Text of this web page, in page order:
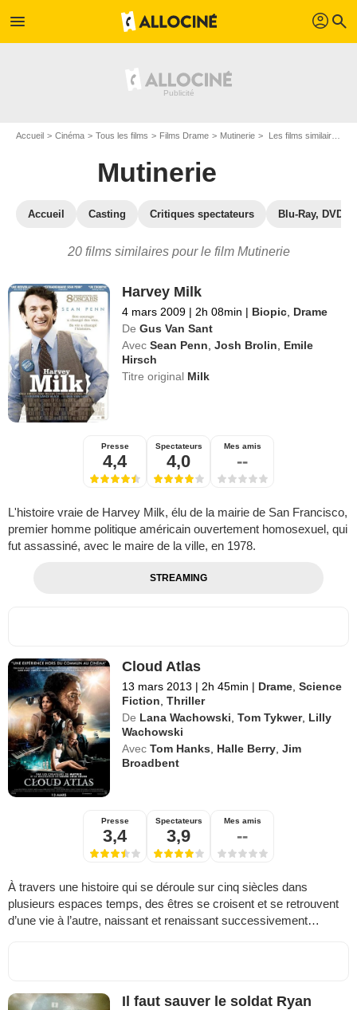
menu profil search
Accueil Cinéma Tous les films Films Drame Mutinerie Les films similaires à "Mutinerie"
Mutinerie
Accueil Casting Critiques spectateurs Blu-Ray, DVD
20 films similaires pour le film Mutinerie
Harvey Milk
4 mars 2009 | 2h 08min | Biopic Drame
De Gus Van Sant
Avec Sean Penn ,Josh Brolin
Emile
Hirsch
Titre original Milk
Presse
4,4
Spectateurs
4,0
Mes amis
--
L'histoire vraie de Harvey Milk, élu de la mairie de San Francisco,
premier homme politique américain ouvertement homosexuel, qui
fut assassiné, avec le maire de la ville, en 1978.
STREAMING
Cloud Atlas
13 mars 2013 | 2h 45min | Drame ,Science
Fiction ,Thriller
De Lana Wachowski ,Tom Tykwer, Lilly
Wachowski
Avec Tom Hanks Halle Berry ,Jim
Broadbent
Presse
3,4
Spectateurs
3,9
Mes amis
--
À travers une histoire qui se déroule sur cinq siècles dans
plusieurs espaces temps, des êtres se croisent et se retrouvent
d’une vie à l’autre, naissant et renaissant successivement…
Il faut sauver le soldat Ryan